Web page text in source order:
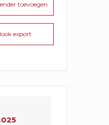
toevoegen
export